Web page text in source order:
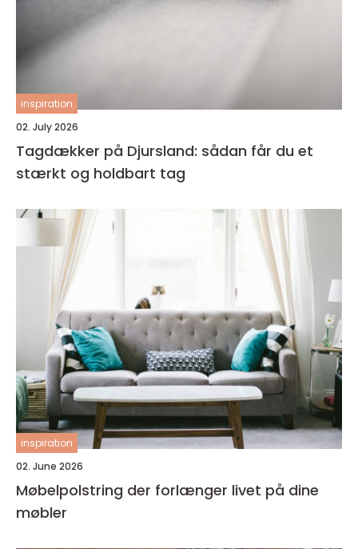
inspiration
02. July 2026
Tagdækker på Djursland: sådan får du et
stærkt og holdbart tag
inspiration
02. June 2026
Møbelpolstring der forlænger livet på dine
møbler